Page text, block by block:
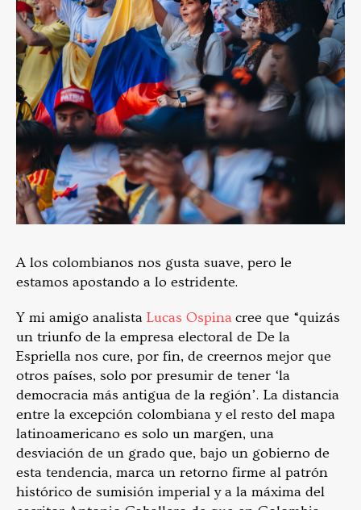
A los colombianos nos gusta suave, pero le
estamos apostando a lo estridente.
Y mi amigo analista Lucas Ospina cree que “quizás
un triunfo de la empresa electoral de De la
Espriella nos cure, por fin, de creernos mejor que
otros países, solo por presumir de tener ‘la
democracia más antigua de la región’. La distancia
entre la excepción colombiana y el resto del mapa
latinoamericano es solo un margen, una
desviación de un grado que, bajo un gobierno de
esta tendencia, marca un retorno firme al patrón
histórico de sumisión imperial y a la máxima del